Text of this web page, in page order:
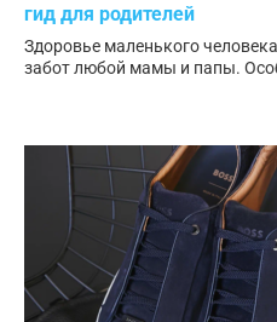
гид для родителей
Здоровье маленького
забот любой мамы и папы.